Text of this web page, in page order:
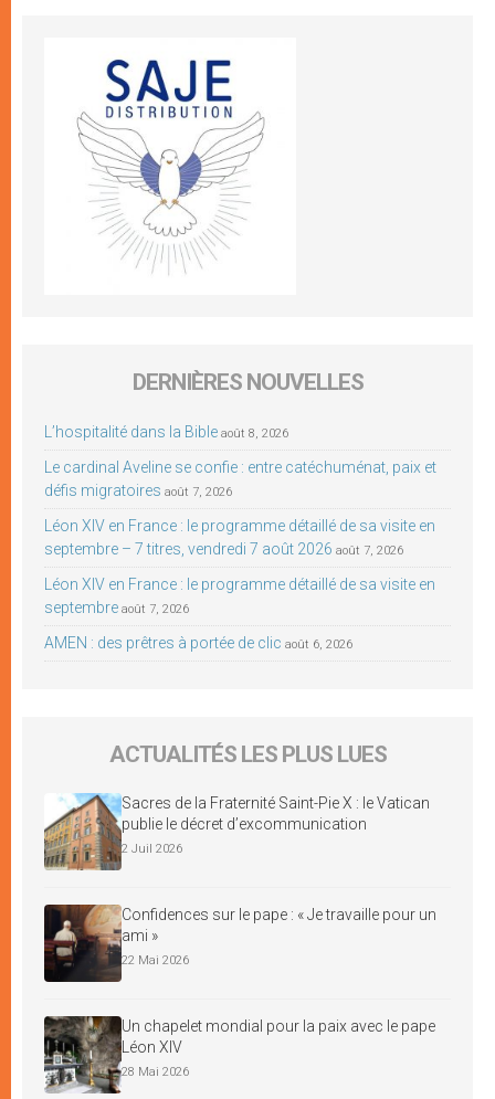
DERNIÈRES NOUVELLES
L’hospitalité dans la Bible août 8, 2026
Le cardinal Aveline se confie : entre catéchuménat, paix et
défis migratoires août 7, 2026
Léon XIV en France : le programme détaillé de sa visite en
septembre – 7 titres, vendredi 7 août 2026 août 7, 2026
Léon XIV en France : le programme détaillé de sa visite en
septembre août 7, 2026
AMEN : des prêtres à portée de clic août 6, 2026
ACTUALITÉS LES PLUS LUES
Sacres de la Fraternité Saint-Pie X : le Vatican
publie le décret d’excommunication
2 Juil 2026
Confidences sur le pape : « Je travaille pour un
ami »
22 Mai 2026
Un chapelet mondial pour la paix avec le pape
Léon XIV
28 Mai 2026